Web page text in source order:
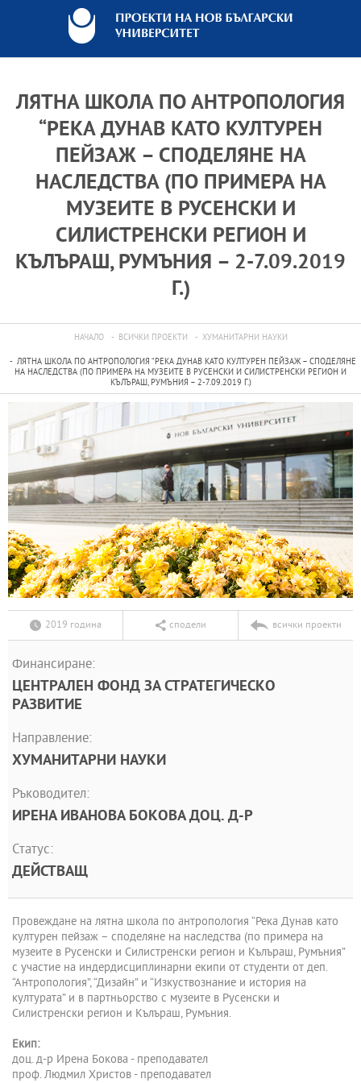
ЛЯТНА ШКОЛА ПО АНТРОПОЛОГИЯ
“РЕКА ДУНАВ КАТО КУЛТУРЕН
ПЕЙЗАЖ – СПОДЕЛЯНЕ НА
НАСЛЕДСТВА (ПО ПРИМЕРА НА
МУЗЕИТЕ В РУСЕНСКИ И
СИЛИСТРЕНСКИ РЕГИОН И
КЪЛЪРАШ, РУМЪНИЯ – 2-7.09.2019
Г.)
НАЧАЛО ВСИЧКИ ПРОЕКТИ ХУМАНИТАРНИ НАУКИ
ЛЯТНА ШКОЛА ПО АНТРОПОЛОГИЯ “РЕКА ДУНАВ КАТО КУЛТУРЕН ПЕЙЗАЖ – СПОДЕЛЯНЕ
НА НАСЛЕДСТВА (ПО ПРИМЕРА НА МУЗЕИТЕ В РУСЕНСКИ И СИЛИСТРЕНСКИ РЕГИОН И
КЪЛЪРАШ, РУМЪНИЯ – 2-7.09.2019 Г.)
2019 година сподели всички проекти
Финансиране:
ЦЕНТРАЛЕН ФОНД ЗА СТРАТЕГИЧЕСКО
РАЗВИТИЕ
Направление:
ХУМАНИТАРНИ НАУКИ
Ръководител:
ИРЕНА ИВАНОВА БОКОВА ДОЦ. Д-Р
Статус:
ДЕЙСТВАЩ
Провеждане на лятна школа по антропология “Река Дунав като
културен пейзаж – споделяне на наследства (по примера на
музеите в Русенски и Силистренски регион и Кълъраш, Румъния”
с участие на индердисциплинарни екипи от студенти от деп.
“Антропология”, “Дизайн” и “Изкуствознание и история на
културата” и в партньорство с музеите в Русенски и
Силистренски регион и Кълъраш, Румъния.
Екип:
доц. д-р Ирена Бокова - преподавател
проф. Людмил Христов - преподавател